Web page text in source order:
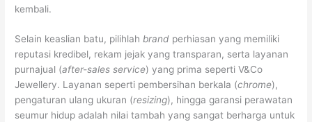
kembali.
Selain keaslian batu, pilihlahbrand perhiasan yang memiliki
reputasi kredibel, rekam jejak yang transparan, serta layanan
purnajual (after-sales service) yang prima seperti V&Co
Jewellery. Layanan seperti pembersihan berkala (chrome),
pengaturan ulang ukuran (resizing), hingga garansi perawatan
seumur hidup adalah nilai tambah yang sangat berharga untuk